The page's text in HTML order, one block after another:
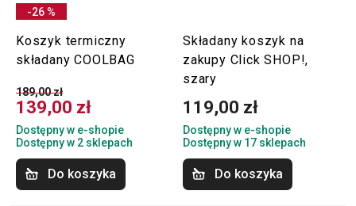
-26 %
Koszyk termiczny
składany COOLBAG
189,00 zł
139,00 zł
Dostępny w e-shopie
Dostępny w 2 sklepach
Do koszyka
Składany koszyk na
zakupy Click SHOP!,
szary
119,00 zł
Dostępny w e-shopie
Dostępny w 17 sklepach
Do koszyka